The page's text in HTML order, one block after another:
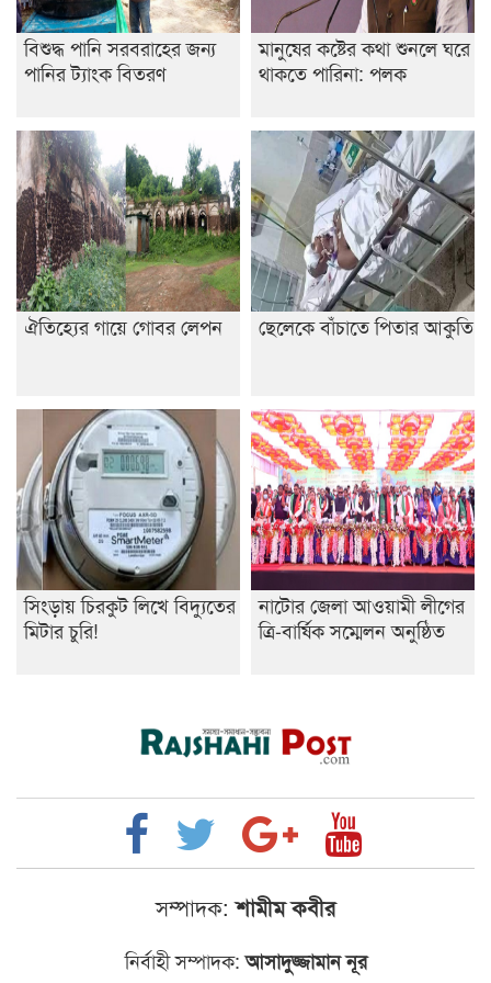
বিশুদ্ধ পানি সরবরাহের জন্য
পানির ট্যাংক বিতরণ
মানুষের কষ্টের কথা শুনলে ঘরে
থাকতে পারিনা: পলক
ঐতিহ্যের গায়ে গোবর লেপন ছেলেকে বাঁচাতে পিতার আকুতি
সিংড়ায় চিরকুট লিখে বিদ্যুতের
মিটার চুরি!
নাটোর জেলা আওয়ামী লীগের
ত্রি-বার্ষিক সম্মেলন অনুষ্ঠিত
সম্পাদক: শামীম কবীর
নির্বাহী সম্পাদক:আসাদুজ্জামান নূর